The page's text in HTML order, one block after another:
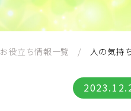
お役立ち情報一覧 人の気持